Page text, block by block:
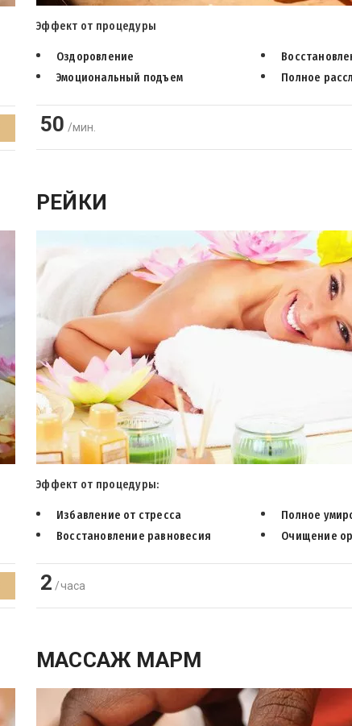
Эффект от процедуры
Оздоровление
Эмоциональный подъем
Полное
50 /мин.
РЕЙКИ
Эффект от процедуры:
Избавление от стресса
Полное
Восстановление равновесия
Очищение
2 /часа
МАССАЖ МАРМ